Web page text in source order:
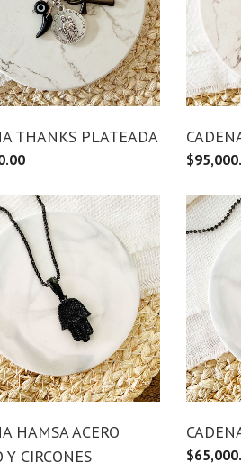
THANKS PLATEADA
$
HAMSA ACERO
Y CIRCONES
$